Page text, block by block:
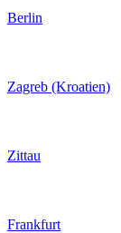
Berlin
Zagreb (Kroatien)
Zittau
Frankfurt